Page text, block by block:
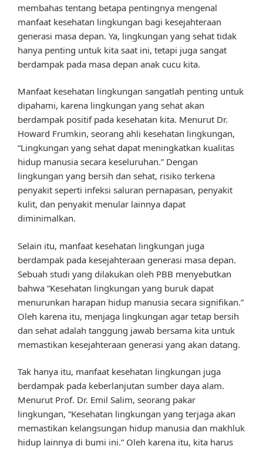
membahas tentang betapa pentingnya mengenal
manfaat kesehatan lingkungan bagi kesejahteraan
generasi masa depan. Ya, lingkungan yang sehat tidak
hanya penting untuk kita saat ini, tetapi juga sangat
berdampak pada masa depan anak cucu kita.
Manfaat kesehatan lingkungan sangatlah penting untuk
dipahami, karena lingkungan yang sehat akan
berdampak positif pada kesehatan kita. Menurut Dr.
Howard Frumkin, seorang ahli kesehatan lingkungan,
“Lingkungan yang sehat dapat meningkatkan kualitas
hidup manusia secara keseluruhan.” Dengan
lingkungan yang bersih dan sehat, risiko terkena
penyakit seperti infeksi saluran pernapasan, penyakit
kulit, dan penyakit menular lainnya dapat
diminimalkan.
Selain itu, manfaat kesehatan lingkungan juga
berdampak pada kesejahteraan generasi masa depan.
Sebuah studi yang dilakukan oleh PBB menyebutkan
bahwa “Kesehatan lingkungan yang buruk dapat
menurunkan harapan hidup manusia secara signifikan.”
Oleh karena itu, menjaga lingkungan agar tetap bersih
dan sehat adalah tanggung jawab bersama kita untuk
memastikan kesejahteraan generasi yang akan datang.
Tak hanya itu, manfaat kesehatan lingkungan juga
berdampak pada keberlanjutan sumber daya alam.
Menurut Prof. Dr. Emil Salim, seorang pakar
lingkungan, “Kesehatan lingkungan yang terjaga akan
memastikan kelangsungan hidup manusia dan makhluk
hidup lainnya di bumi ini.” Oleh karena itu, kita harus